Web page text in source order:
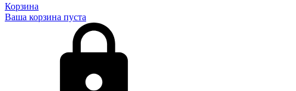
Корзина
Ваша корзина пуста